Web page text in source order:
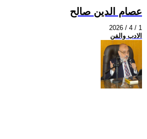
عصام الدين صالح
2026 / 4 / 1
الادب والفن